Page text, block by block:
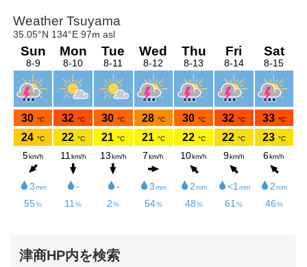
津商HP内を検索